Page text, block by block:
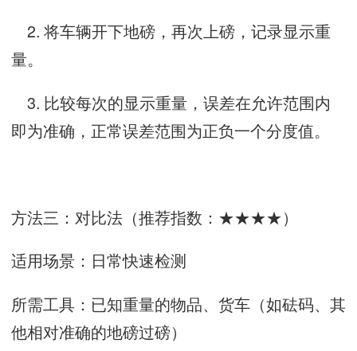
2. 将车辆开下地磅，再次上磅，记录显示重
量。
3. 比较每次的显示重量，误差在允许范围内
即为准确，正常误差范围为正负一个分度值。
方法三：对比法（推荐指数：★★★★）
适用场景：日常快速检测
所需工具：已知重量的物品、货车（如砝码、其
他相对准确的地磅过磅）